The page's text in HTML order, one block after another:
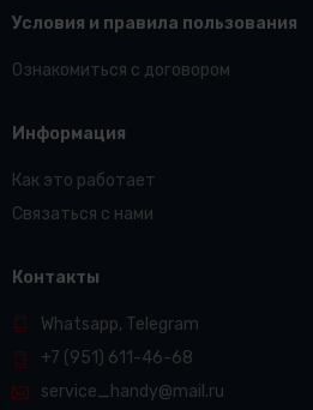
Условия и правила пользования
Ознакомиться с договором
Информация
Как это работает
Связаться с нами
Контакты
Whatsapp, Telegram
+7 (951) 611-46-68
service_handy@mail.ru